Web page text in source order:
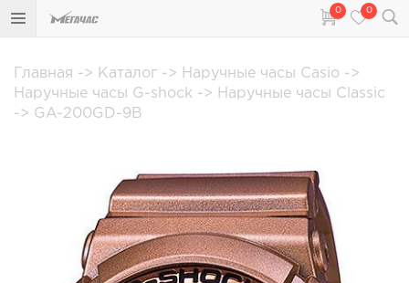
0 0
Главная -> Каталог -> Наручные часы Casio ->
Наручные часы G-shock -> Наручные часы Classic
-> GA-200GD-9B